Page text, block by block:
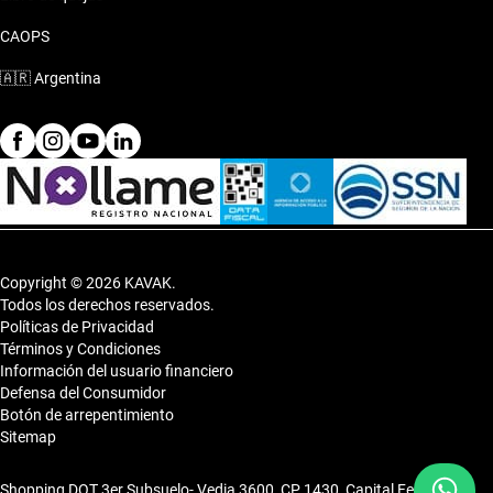
El Peugeot 308 2011 es el compañero perfecto para tu rutina
diaria, ya sea para el laburo, la familia o los fines de semana.
CAOPS
🇦🇷Argentina
Copyright © 2026 KAVAK.
Todos los derechos reservados.
Políticas de Privacidad
Términos y Condiciones
Información del usuario financiero
Defensa del Consumidor
Botón de arrepentimiento
Sitemap